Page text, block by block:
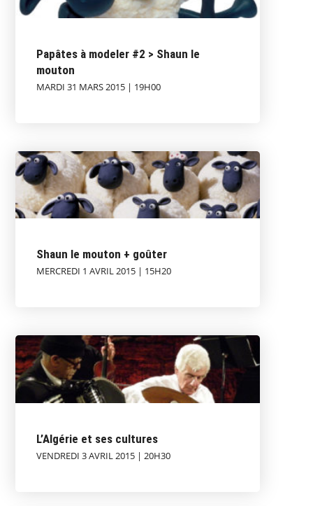
Papâtes à modeler #2 > Shaun le
mouton
MARDI 31 MARS 2015 | 19H00
Shaun le mouton + goûter
MERCREDI 1 AVRIL 2015 | 15H20
L’Algérie et ses cultures
VENDREDI 3 AVRIL 2015 | 20H30